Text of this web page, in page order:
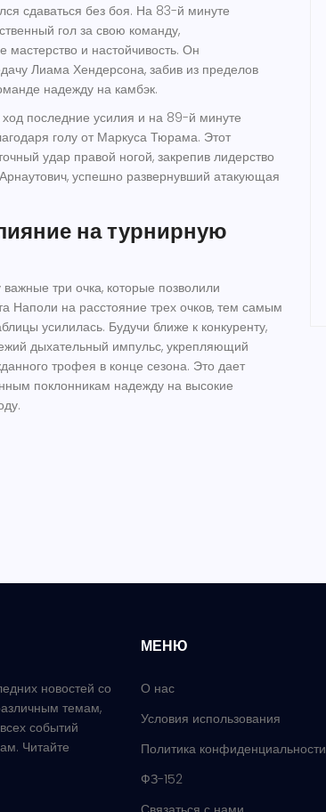
сдаваться без боя. На 83-й минуте
гол за свою команду,
мастерство и настойчивость. Он
Лиама Хендерсона, забив из пределов
надежду на камбэк.
ход последние усилия и на 89-й минуте
голу от Маркуса Тюрама. Этот
удар правой ногой, закрепив лидерство
успешно развернувший атакующая
на турнирную
три очка, которые позволили
Наполи на расстояние трех очков, тем самым
усилилась. Будучи ближе к конкуренту,
дыхательный импульс, укрепляющий
трофея в конце сезона. Это дает
поклонникам надежду на высокие
новостей со
темам,
событий
Читайте
МЕНЮ
О нас
Условия использования
Политика конфиденциальности
ФЗ-152